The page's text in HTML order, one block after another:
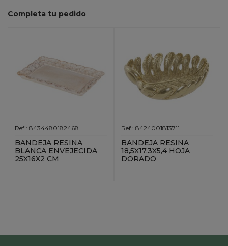
Completa tu pedido
Ref.: 8434480182468
BANDEJA RESINA
BLANCA ENVEJECIDA
25X16X2 CM
Ref.: 8424001813711
BANDEJA RESINA
18,5X17,3X5,4 HOJA
DORADO